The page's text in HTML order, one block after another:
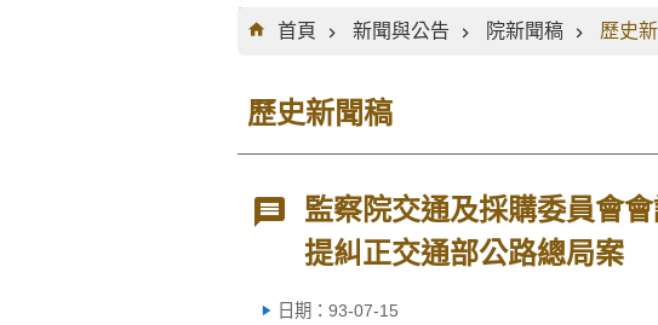
:::
首頁
新聞與公告 院新聞稿 歷史
歷史新聞稿
監察院交通及採購委員會
提糾正交通部公路總局案
日期：93-07-15